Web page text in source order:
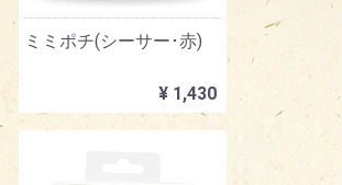
ミミポチ(シーサー･赤)
¥ 1,430